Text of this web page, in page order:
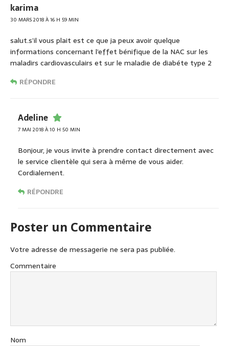
karima
30 MARS 2018 À 16 H 59 MIN
salut.s’il vous plait est ce que ja peux avoir quelque
informations concernant l’effet bénifique de la NAC sur les
maladirs cardiovasculairs et sur le maladie de diabéte type 2
RÉPONDRE
Adeline
7 MAI 2018 À 10 H 50 MIN
Bonjour, je vous invite à prendre contact directement avec
le service clientèle qui sera à même de vous aider.
Cordialement.
RÉPONDRE
Poster un Commentaire
Votre adresse de messagerie ne sera pas publiée.
Commentaire
Nom